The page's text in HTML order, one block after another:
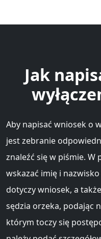
Jak
Aby napisać wniosek o
jest zebranie
znaleźć się w piśmie. W
wskazać imię i
dotyczy wniosek, a
sędzia orzeka, podając
którym toczy się